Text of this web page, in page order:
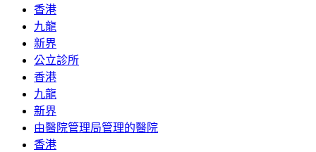
香港
九龍
新界
公立診所
香港
九龍
新界
由醫院管理局管理的醫院
香港